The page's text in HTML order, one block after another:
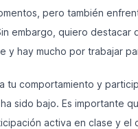
pero también
embargo, quiero destacar
y hay mucho por trabajar
tu comportamiento y
sido bajo. Es importante
activa en clase y el